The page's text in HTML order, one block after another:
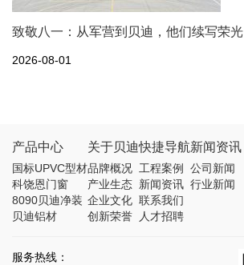
致敬八一：从军营到贝迪，他们续写荣光
2026-08-01
产品中心
国标UPVC型材
科饶恩门窗
8090贝迪净装
贝迪铝材
关于贝迪
品牌概况
产业生态
企业文化
创新荣誉
快捷导航
工程案例
新闻资讯
联系我们
人才招聘
新闻资讯
公司新闻
行业新闻
服务热线：